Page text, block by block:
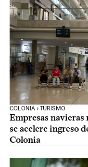
COLONIA › TURISMO
Empresas navieras
se acelere ingreso
Colonia